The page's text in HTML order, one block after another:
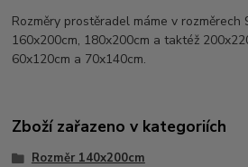
Rozměry prostěradel máme v rozměrech
160x200cm, 180x200cm a taktéž
60x120cm a 70x140cm.
Zboží zařazeno v kategoriích
Rozměr 140x200cm